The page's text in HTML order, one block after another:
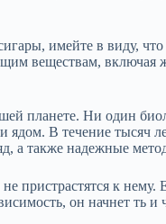
имейте в виду, что
веществам, включая
планете. Ни один
В течение тысяч
а также надежные
пристрастятся к
он начнет ть и